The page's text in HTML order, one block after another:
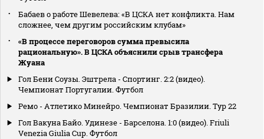
Бабаев о работе Шевелева: «В ЦСКА нет конфликта. Нам
сложнее, чем другим российским клубам»
«В процессе переговоров сумма превысила
рациональную». В ЦСКА объяснили срыв трансфера
Жуана
Гол Бени Соузы. Эштрела - Спортинг. 2:2 (видео).
Чемпионат Португалии. Футбол
Ремо - Атлетико Минейро. Чемпионат Бразилии. Тур 22
Гол Вакуна Байо. Удинезе - Барселона. 1:0 (видео). Friuli
Venezia Giulia Cup. Футбол